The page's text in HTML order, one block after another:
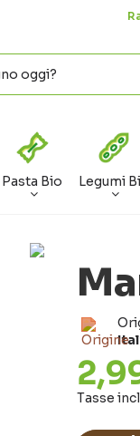
Pasta Bio Legumi
Tasse